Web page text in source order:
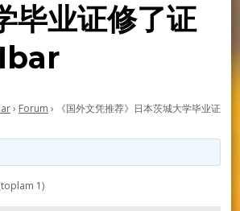
毕业证修了证
› Forum ›
《国外文凭推荐》日本茨城大学毕业证
1)